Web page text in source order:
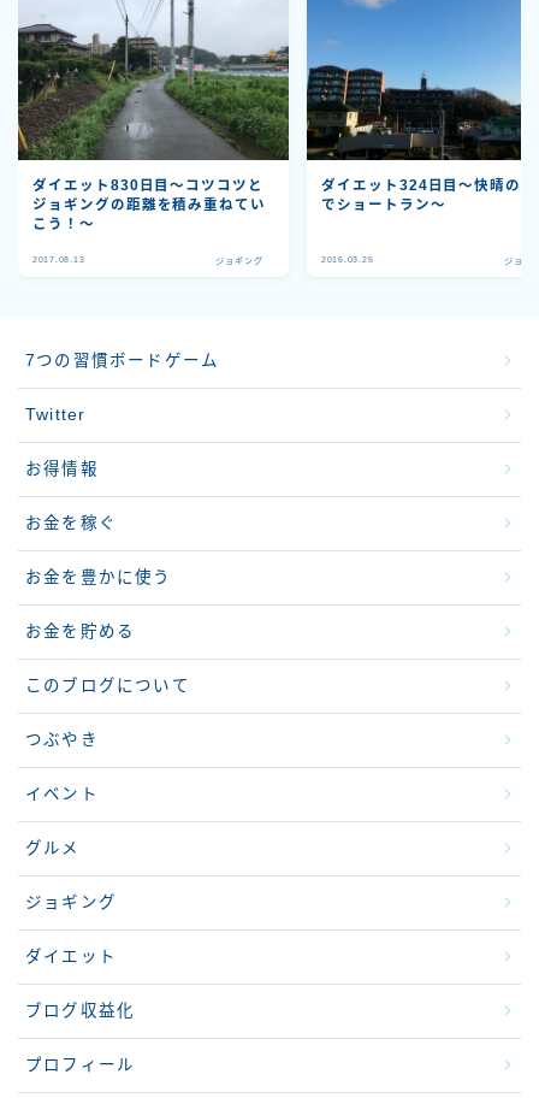
ダイエット830日目〜コツコツと
ジョギングの距離を積み重ねてい
こう！〜
2017.08.13 ジョギング
ダイエット324日目〜快晴の仙
でショートラン〜
2016.03.25 ジョギ
7つの習慣ボードゲーム
Twitter
お得情報
お金を稼ぐ
お金を豊かに使う
お金を貯める
このブログについて
つぶやき
イベント
グルメ
ジョギング
ダイエット
ブログ収益化
プロフィール